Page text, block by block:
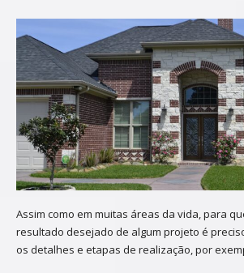
Assim como em muitas áreas da vida, para
resultado desejado de algum projeto é
os detalhes e etapas de realização, por